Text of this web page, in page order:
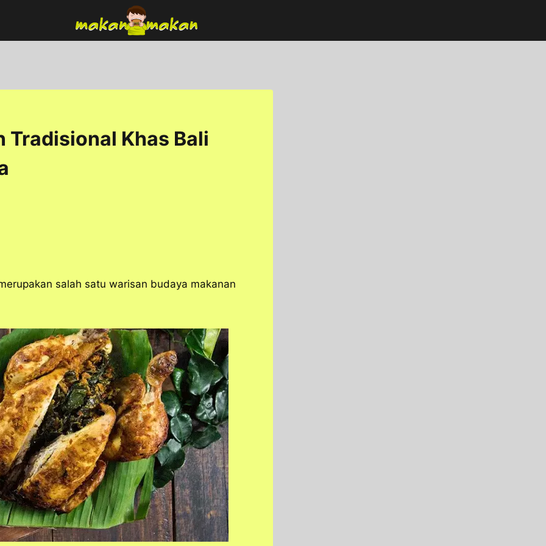
Tradisional Khas Bali
salah satu warisan budaya makanan